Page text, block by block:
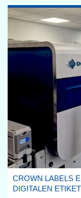
CROWN LABELS
DIGITALEN